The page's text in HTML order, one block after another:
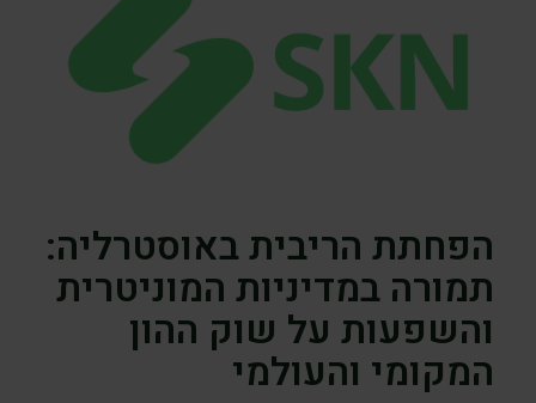
הפחתת הריבית באוסטרליה:
תמורה במדיניות המוניטרית
והשפעות על שוק ההון
המקומי והעולמי